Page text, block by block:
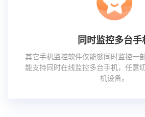
同时监控多台手
其它手机监控软件仅能够同时监控一
能支持同时在线监控多台手机，任意
机设备。